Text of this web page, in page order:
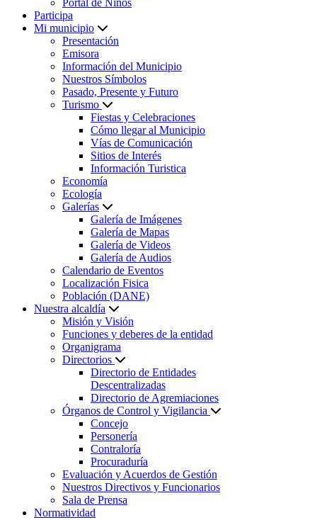
Portal de Niños
Participa
Mi municipio
Presentación
Emisora
Información del Municipio
Nuestros Símbolos
Pasado, Presente y Futuro
Turismo
Fiestas y Celebraciones
Cómo llegar al Municipio
Vías de Comunicación
Sitios de Interés
Información Turistica
Economía
Ecología
Galerías
Galería de Imágenes
Galería de Mapas
Galería de Videos
Galería de Audios
Calendario de Eventos
Localización Fisica
Población (DANE)
Nuestra alcaldía
Misión y Visión
Funciones y deberes de la entidad
Organigrama
Directorios
Directorio de Entidades
Descentralizadas
Directorio de Agremiaciones
Órganos de Control y Vigilancia
Concejo
Personería
Contraloría
Procuraduría
Evaluación y Acuerdos de Gestión
Nuestros Directivos y Funcionarios
Sala de Prensa
Normatividad